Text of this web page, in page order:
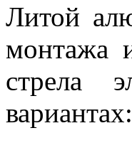
Литой
монтажа
стрела